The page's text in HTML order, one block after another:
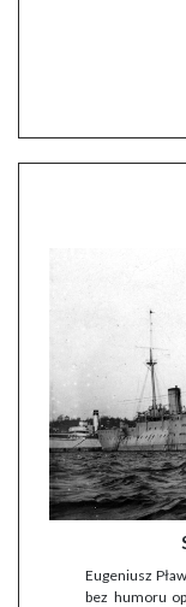
Eugeniusz
bez humoru